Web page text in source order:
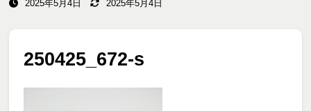
2025年5月4日 2025年5月4日
250425_672-s